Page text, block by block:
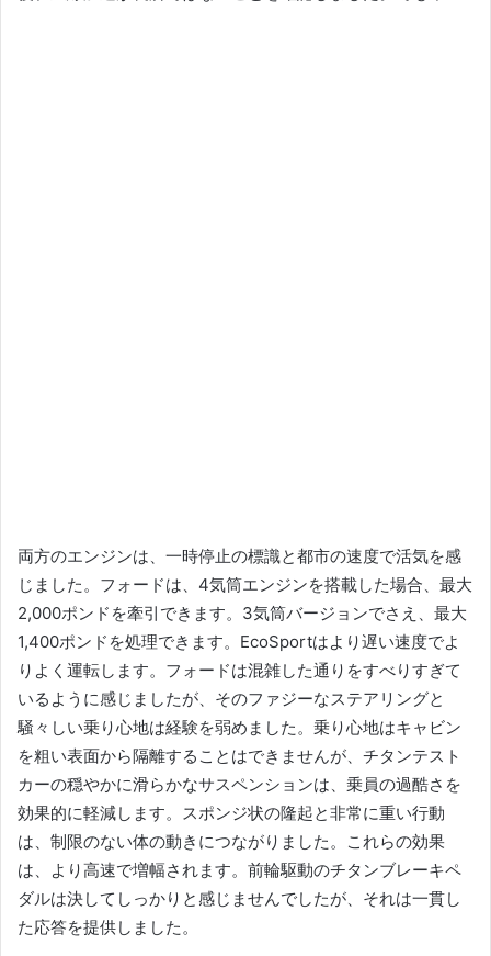
両方のエンジンは、一時停止の標識と都市の速度で活気を感
じました。 フォードは、4気筒エンジンを搭載した場合、最大
2,000ポンドを牽引できます。 3気筒バージョンでさえ、最大
1,400ポンドを処理できます。 EcoSportはより遅い速度でよ
りよく運転します。 フォードは混雑した通りをすべりすぎて
いるように感じましたが、そのファジーなステアリングと
騒々しい乗り心地は経験を弱めました。 乗り心地はキャビン
を粗い表面から隔離することはできませんが、チタンテスト
カーの穏やかに滑らかなサスペンションは、乗員の過酷さを
効果的に軽減します。 スポンジ状の隆起と非常に重い行動
は、制限のない体の動きにつながりました。
これらの効果
は、より高速で増幅されます。 前輪駆動のチタンブレーキペ
ダルは決してしっかりと感じませんでしたが、それは一貫し
た応答を提供しました。